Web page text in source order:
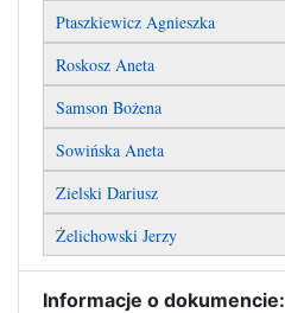
Ptaszkiewicz Agnieszka
Roskosz Aneta
Samson Bożena
Sowińska Aneta
Zielski Dariusz
Żelichowski Jerzy
Informacje o dokumencie: